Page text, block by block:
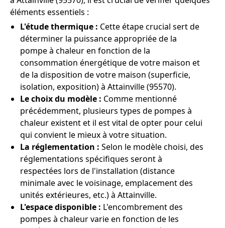
éléments essentiels :
L'étude thermique : Cette étape crucial sert de
déterminer la puissance appropriée de la
pompe à chaleur en fonction de la
consommation énergétique de votre maison et
de la disposition de votre maison (superficie,
isolation, exposition) à Attainville (95570).
Le choix du modèle : Comme mentionné
précédemment, plusieurs types de pompes à
chaleur existent et il est vital de opter pour celui
qui convient le mieux à votre situation.
La réglementation : Selon le modèle choisi, des
réglementations spécifiques seront à
respectées lors de l'installation (distance
minimale avec le voisinage, emplacement des
unités extérieures, etc.) à Attainville.
L'espace disponible : L'encombrement des
pompes à chaleur varie en fonction de les